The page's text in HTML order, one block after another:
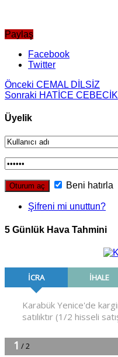
Paylaş
Facebook
Twitter
Önceki CEMAL DİLSİZ
Sonraki HATİCE CEBECİK
Üyelik
Beni hatırla
Şifreni mi unuttun?
5 Günlük Hava Tahmini